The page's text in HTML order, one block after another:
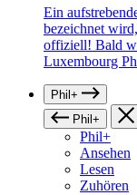
Ein
bezeichnet
offiziell! Bald
Luxembourg
Phil+
Phil+
Phil+
Ansehen
Lesen
Zuhören